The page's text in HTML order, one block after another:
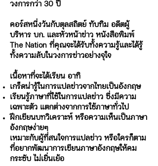
วงการกว่า 30 ปี
คอร์สหนึ่งวันกับตุลสถิตย์ ทับทิม อดีตผู้
บริหาร บก. และหัวหน้าข่าว หนังสือพิมพ์
The Nation ที่คุณจะได้รับทั้งความรู้และได้รู้
ทั้งความลับในวงการข่าวอย่างจุใจ
เนื้อหาที่จะได้เรียน อาทิ
เกร็ดน่ารู้ในการแปลข่าวจากไทยเป็นอังกฤษ
เรียนรู้ภาษาที่ใช้ในการแปลข่าว ซึ่งมีความ
เฉพาะตัว แตกต่างจากการใช้ภาษาทั่วไป
ฝึกเขียนบทวิเคราะห์ หรือความเห็นเป็นภาษา
อังกฤษง่ายๆ
เหมาะกับผู้ที่สนใจการแปลข่าว หรือใครก็ตาม
ที่อยากพัฒนาการเขียนภาษาอังกฤษให้คม
กระชับ ไม่เยิ่นเย้อ